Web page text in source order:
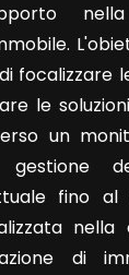
focalizzare
le
un
fino al
di